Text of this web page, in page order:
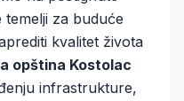
temelji za buduće
kvalitet života
opština Kostolac
infrastrukture,